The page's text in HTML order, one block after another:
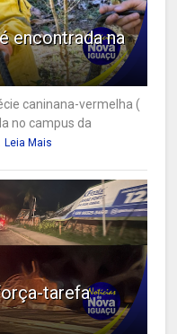
encontrada na
caninana-vermelha (
no campus da
Leia Mais
tarefa